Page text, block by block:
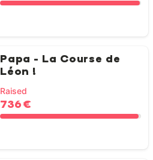
Papa - La Course de
Léon !
Raised
736 €